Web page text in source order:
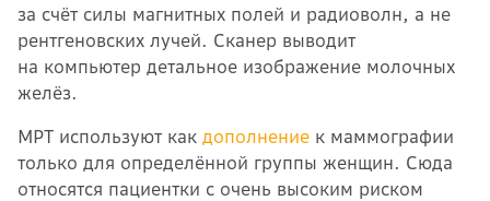
за счёт силы магнитных полей и радиоволн, а не
рентгеновских лучей. Сканер выводит
на компьютер детальное изображение молочных
желёз.
МРТ используют как дополнение к маммографии
только для определённой группы женщин. Сюда
относятся пациентки с очень высоким риском